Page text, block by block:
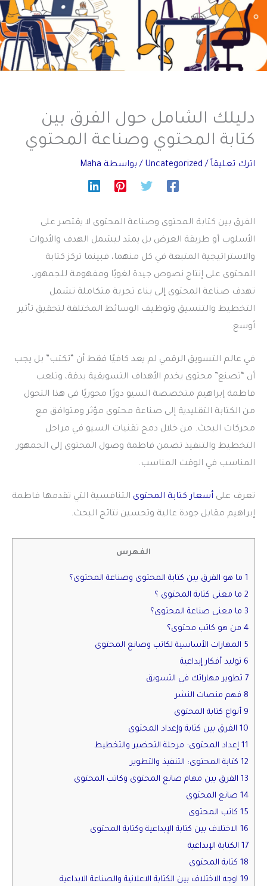
دليلك الشامل حول الفرق بين
كتابة المحتوي وصناعة المحتوي
اترك تعليقاً /
Uncategorized / بواسطة Maha
الفرق بين كتابة المحتوى وصناعة المحتوى لا يقتصر على
الأسلوب أو طريقة العرض بل يمتد ليشمل الهدف والأدوات
والاستراتيجية المتبعة في كل منهما، فبينما تركز كتابة
المحتوى على إنتاج نصوص جيدة لغويًا ومفهومة للجمهور،
تهدف صناعة المحتوى إلى بناء تجربة متكاملة تشمل
التخطيط والتنسيق وتوظيف الوسائط المختلفة لتحقيق تأثير
أوسع.
في عالم التسويق الرقمي لم يعد كافيًا فقط أن “تكتب” بل يجب
أن “تصنع” محتوى يخدم الأهداف التسويقية بدقة، وتلعب
فاطمة إبراهيم متخصصة السيو دورًا محوريًا في هذا التحول
من الكتابة التقليدية إلى صناعة محتوى مؤثر ومتوافق مع
محركات البحث. من خلال دمج تقنيات السيو في مراحل
التخطيط والتنفيذ تضمن فاطمة وصول المحتوى إلى الجمهور
المناسب في الوقت المناسب.
تعرف على أسعار كتابة المحتوى التنافسية التي تقدمها فاطمة
إبراهيم مقابل جودة عالية وتحسين نتائج البحث.
الفهرس
1 ما هو الفرق بين كتابة المحتوى وصناعة المحتوى؟
2 ما معنى كتابة المحتوى ؟
3 ما معنى صناعة المحتوى؟
4 من هو كاتب محتوى؟
5 المهارات الأساسية لكاتب وصانع المحتوى
6 توليد أفكار إبداعية
7 تطوير مهاراتك في التسويق
8 فهم منصات النشر
9 أنواع كتابة المحتوى
10 الفرق بين كتابة وإعداد المحتوى
11 إعداد المحتوى: مرحلة التحضير والتخطيط
12 كتابة المحتوى: التنفيذ والتطوير
13 الفرق بين مهام صانع المحتوى وكاتب المحتوى
14 صانع المحتوى
15 كاتب المحتوى
16 الاختلاف بين كتابة الإبداعية وكتابة المحتوى
17 الكتابة الإبداعية
18 كتابة المحتوى
19 اوجه الاختلاف بين الكتابة الاعلانية والصناعة الابداعية